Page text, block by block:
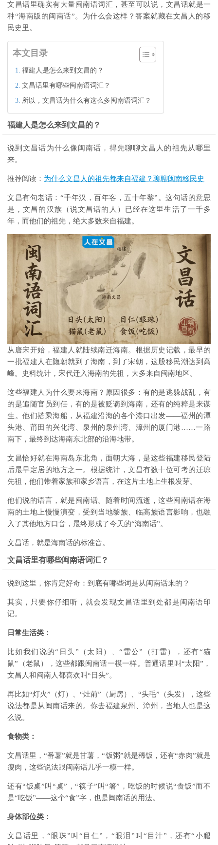
文昌话里确实有大量闽南语词汇，甚至可以说，文昌话就是一
种“海南版的闽南话”。为什么会这样？答案就藏在文昌人的移
民史里。
本文目录
福建人是怎么来到文昌的？
文昌话里有哪些闽南语词汇？
所以，文昌话为什么有这么多闽南语词汇？
福建人是怎么来到文昌的？
说到文昌话为什么像闽南话，得先聊聊文昌人的祖先从哪里
来。
推荐阅读： 为什么文昌人的祖先都来自福建？聊聊闽南移民史
文昌有句老话：“千年汉，百年客，五十年黎”。这句话的意思
是，文昌的汉族（说文昌话的人）已经在这里生活了一千多
年，而他们的祖先，绝大多数来自福建。
从唐宋开始，福建人就陆续南迁海南。根据历史记载，最早的
一批福建人在隐朝就到了海南，到了宋朝，这股移民潮达到高
峰。史料统计，宋代迁入海南的先祖，大多来自闽南地区。
这些福建人为什么要来海南？原因很多：有的是逃躲战乱，有
的是追随官员到任，有的是被贬谪到海南，还有的纯粹是来谋
生。他们搭乘海船，从福建沿海的各个港口出发——福州的潭
头港、莆田的兴化湾 、泉州的泉州湾、漳州的厦门港……一路
南下，最终到达海南东北部的沿海地带。
文昌恰好就在海南岛东北角，面朝大海，是这些福建移民登陆
后最早定居的地方之一。根据统计，文昌有数十位可考的迁琼
先祖，他们带着家族和家乡语言，在这片土地上生根发芽。
他们说的语言，就是闽南话。随着时间流逝，这些闽南话在海
南的土地上慢慢演变，受到当地黎族、临高族语言影响，也融
入了其他地方口音，最终形成了今天的“海南话”。
文昌话，就是海南话的标准音。
文昌话里有哪些闽南语词汇？
说到这里，你肯定好奇：到底有哪些词是从闽南话来的？
其实，只要你仔细听，就会发现文昌话里到处都是闽南语印
记。
日常生活类：
比如我们说的“日头”（太阳）、“雷公”（打雷），还有“猫
鼠”（老鼠），这些都跟闽南话一模一样。普通话里叫“太阳”，
文昌人和闽南人都喜欢叫“日头”。
再比如“灯火”（灯）、“灶前”（厨房）、“头毛”（头发），这些
说法都是从闽南话来的。你去福建泉州、漳州，当地人也是这
么说。
食物类：
文昌话里，“番薯”就是甘薯，“饭粥”就是稀饭，还有“赤肉”就是
瘦肉，这些说法跟闽南话几乎一模一样。
还有“饭桌”叫“桌”，“筷子”叫“箸”，吃饭的时候说“食饭”而不
是“吃饭”——这个“食”字，也是闽南话的用法。
身体部位类：
文昌话里，“眼珠”叫“目仁”，“眼泪”叫“目汁”，还有“小腿